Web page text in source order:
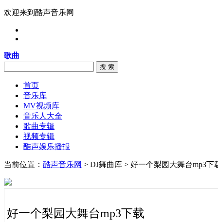
欢迎来到酷声音乐网
歌曲
搜 索
首页
音乐库
MV视频库
音乐人大全
歌曲专辑
视频专辑
酷声娱乐播报
当前位置： 酷声音乐网 > DJ舞曲库 > 好一个梨园大舞台mp3下
好一个梨园大舞台mp3下载